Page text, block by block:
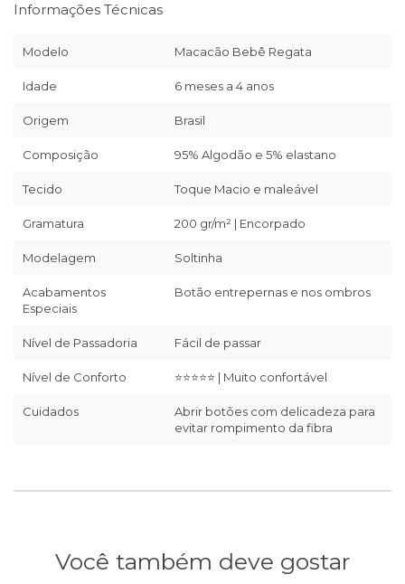
Informações Técnicas
Modelo Macacão Bebê Regata
Idade 6 meses a 4 anos
Origem Brasil
Composição 95% Algodão e 5% elastano
Tecido Toque Macio e maleável
Gramatura 200 gr/m² | Encorpado
Modelagem Soltinha
Acabamentos
Especiais
Botão entrepernas e nos ombros
Nível de Passadoria Fácil de passar
Nível de Conforto ⭐⭐⭐⭐⭐ | Muito confortável
Cuidados
Abrir botões com delicadeza para
evitar rompimento da fibra
Você também deve gostar